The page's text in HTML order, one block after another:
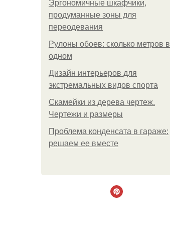
Эргономичные шкафчики,
продуманные зоны для
переодевания
Рулоны обоев: сколько метров в
одном
Дизайн интерьеров для
экстремальных видов спорта
Скамейки из дерева чертеж.
Чертежи и размеры
Проблема конденсата в гараже:
решаем ее вместе